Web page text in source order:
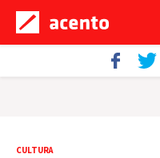
CULTURA